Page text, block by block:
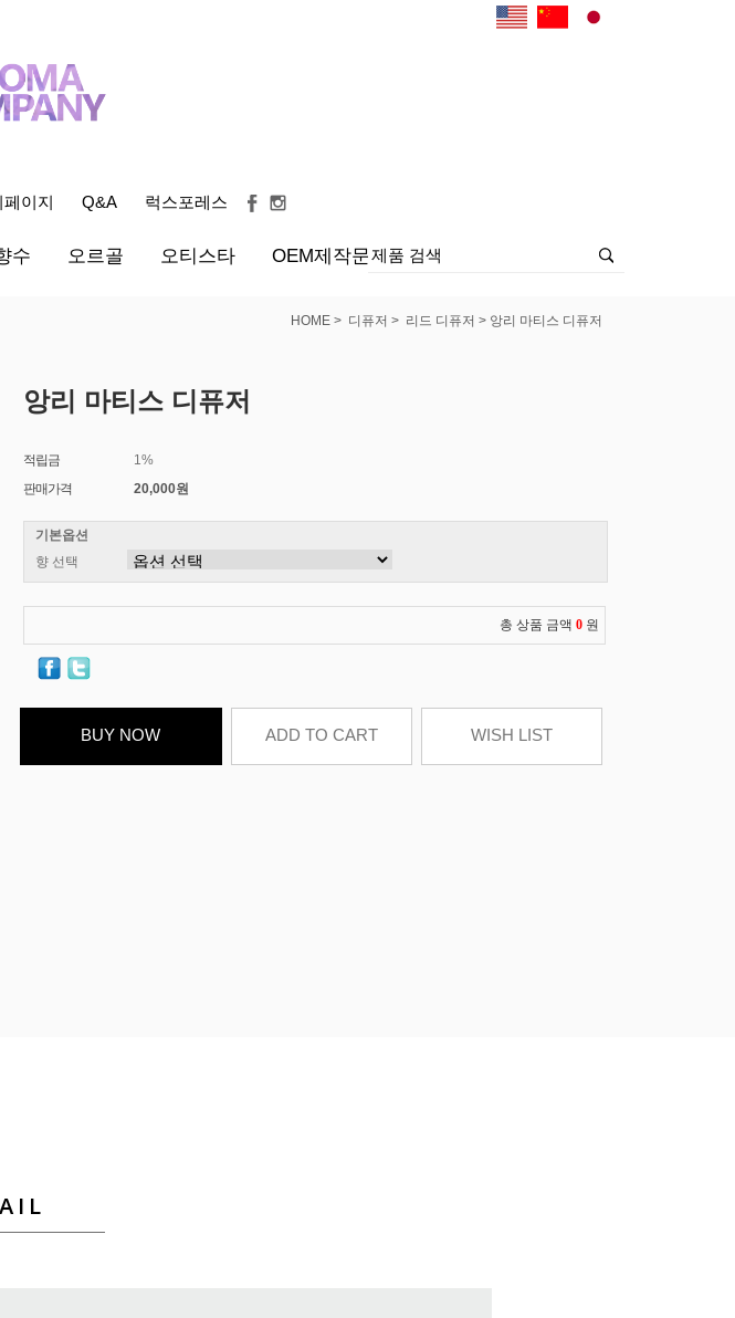
페이지 Q&A 럭스포레스
수 오르골 오티스타 OEM제작문의
HOME> 디퓨저 > 리드 디퓨저 > 앙리 마티스 디퓨저
앙리 마티스 디퓨저
적립금
1%
판매가격
20,000원
기본옵션
향 선택
총 상품 금액 0 원
BUY NOW ADD TO CART WISH LIST